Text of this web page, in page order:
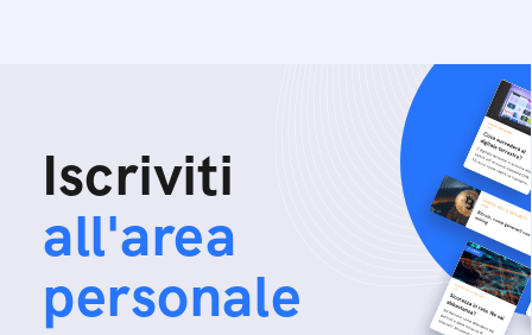
Iscriviti
all'area
personale